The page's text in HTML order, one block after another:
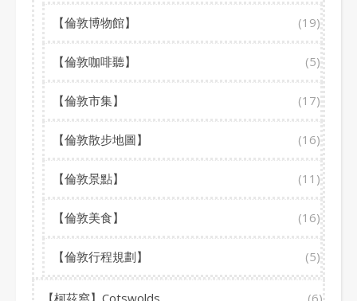
【倫敦博物館】 (19)
【倫敦咖啡聽】 (5)
【倫敦市集】 (17)
【倫敦散步地圖】 (16)
【倫敦景點】 (11)
【倫敦美食】 (16)
【倫敦行程規劃】 (5)